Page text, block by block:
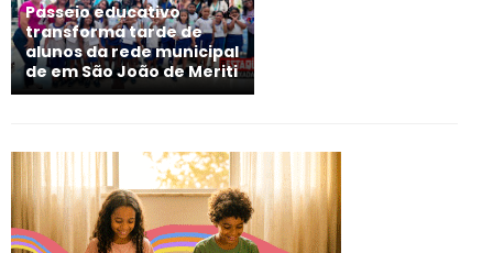
Passeio educativo
transforma tarde de
alunos da rede municipal
de em São João de Meriti